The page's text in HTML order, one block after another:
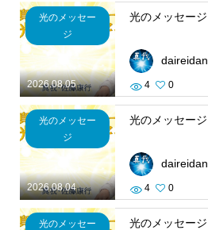
2026.08.05
光のメッセー
ジ
daireidan
4 0
2026.08.04
光のメッセー
ジ
daireidan
4 0
光のメッセー